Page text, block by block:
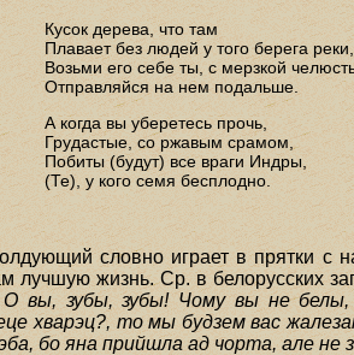
Кусок дерева, что там
Плавает без людей у того берега реки,
Возьми его себе ты, с мерзкой
Отправляйся на нем подальше.
А когда вы уберетесь прочь,
Грудастые, со ржавым срамом,
Побиты (будут) все враги Индры,
(Те), у кого семя бесплодно.
словно играет в прятки с
лучшую жизнь. Ср. в белорусских
О вы, зубы, зубы! Чому вы не
хварэц?, то мы будзем вас
бо яна прийшла ад чорта, але не